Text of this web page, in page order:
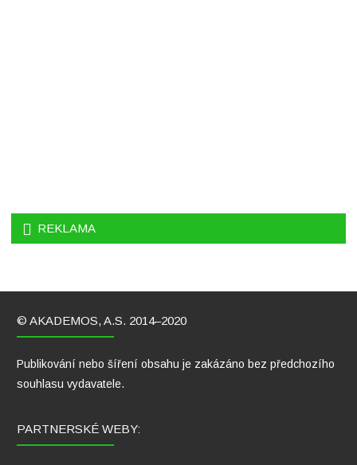
REKLAMA
© AKADEMOS, A.S. 2014–2020
Publikování nebo šíření obsahu je zakázáno bez předchozího
souhlasu vydavatele.
PARTNERSKÉ WEBY: